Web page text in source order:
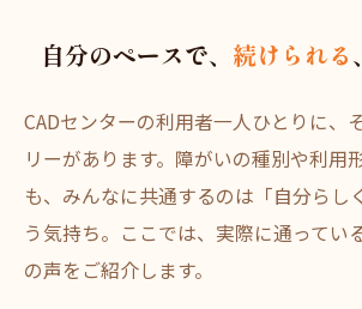
自分のペースで、 続けられる
CADセンターの利用者一人ひとりに、
リーがあります。障がいの種別や利用
も、みんなに共通するのは「自分らし
う気持ち。ここでは、実際に通ってい
の声をご紹介します。